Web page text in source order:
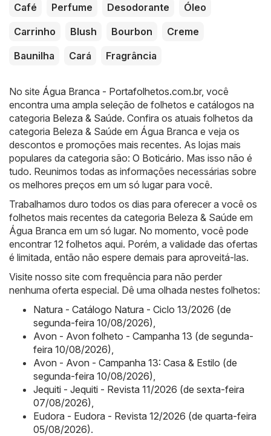
Café Perfume Desodorante
Óleo
Carrinho
Blush Bourbon
Creme
Baunilha
Cará Fragrância
No site Água Branca - Portafolhetos.com.br, você
encontra uma ampla seleção de folhetos e catálogos na
categoria Beleza & Saúde. Confira os atuais folhetos da
categoria Beleza & Saúde em Água Branca e veja os
descontos e promoções mais recentes. As lojas mais
populares da categoria são: O Boticário. Mas isso não é
tudo. Reunimos todas as informações necessárias sobre
os melhores preços em um só lugar para você.
Trabalhamos duro todos os dias para oferecer a você os
folhetos mais recentes da categoria Beleza & Saúde em
Água Branca em um só lugar. No momento, você pode
encontrar 12 folhetos aqui. Porém, a validade das ofertas
é limitada, então não espere demais para aproveitá-las.
Visite nosso site com frequência para não perder
nenhuma oferta especial. Dê uma olhada nestes folhetos:
Natura - Catálogo Natura - Ciclo 13/2026 (de
segunda-feira 10/08/2026)
Avon - Avon folheto - Campanha 13 (de segunda-
feira 10/08/2026)
Avon - Avon - Campanha 13: Casa & Estilo (de
segunda-feira 10/08/2026)
Jequiti - Jequiti - Revista 11/2026 (de sexta-feira
07/08/2026)
Eudora - Eudora - Revista 12/2026 (de quarta-feira
05/08/2026).